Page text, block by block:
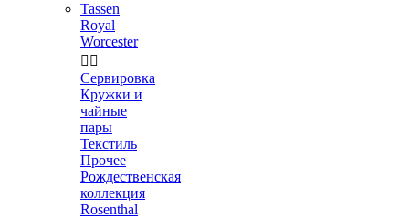
Tassen
Royal
Worcester
 
Сервировка
Кружки и
чайные
пары
Текстиль
Прочее
Рождественская
коллекция
Rosenthal